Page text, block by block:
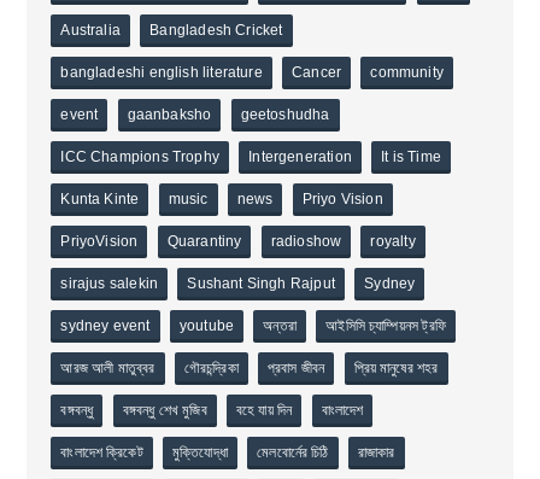
Australia Bangladesh Cricket
bangladeshi english literature Cancer community
event gaanbaksho geetoshudha
ICC Champions Trophy Intergeneration It is Time
Kunta Kinte music news Priyo Vision
PriyoVision Quarantiny radioshow royalty
sirajus salekin Sushant Singh Rajput Sydney
sydney event youtube অন্তরা আইসিসি চ্যাম্পিয়নস ট্রফি
আরজ আলী মাতুব্বর গৌরচন্দ্রিকা প্রবাস জীবন প্রিয় মানুষের শহর
বঙ্গবন্ধু বঙ্গবন্ধু শেখ মুজিব বহে যায় দিন বাংলাদেশ
বাংলাদেশ ক্রিকেট মুক্তিযোদ্ধা মেলবোর্নের চিঠি রাজাকার